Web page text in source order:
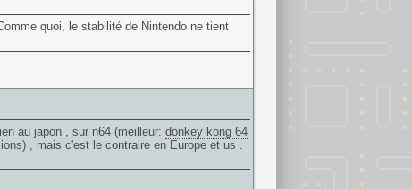
quoi, le stabilité de Nintendo ne tient
au japon , sur n64 (meilleur: donkey kong 64
, mais c'est le contraire en Europe et us .